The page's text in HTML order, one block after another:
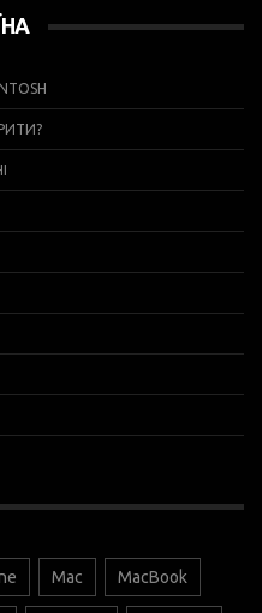
Mac MacBook